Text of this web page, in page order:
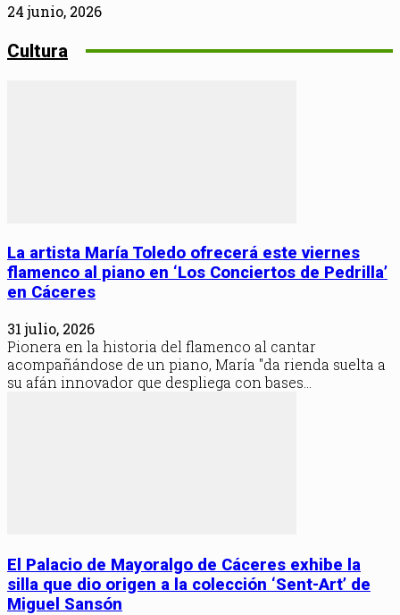
24 junio, 2026
Cultura
La artista María Toledo ofrecerá este viernes
flamenco al piano en ‘Los Conciertos de Pedrilla’
en Cáceres
31 julio, 2026
Pionera en la historia del flamenco al cantar
acompañándose de un piano, María "da rienda suelta a
su afán innovador que despliega con bases...
El Palacio de Mayoralgo de Cáceres exhibe la
silla que dio origen a la colección ‘Sent-Art’ de
Miguel Sansón